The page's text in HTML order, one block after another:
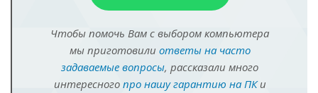
Чтобы помочь Вам с выбором компьютера
мы приготовили ответы на часто
задаваемые вопросы, рассказали много
интересного про нашу гарантию на ПКи